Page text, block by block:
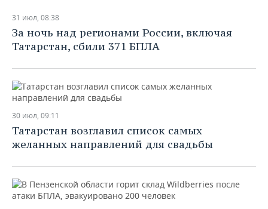
31 июл, 08:38
За ночь над регионами России, включая
Татарстан, сбили 371 БПЛА
30 июл, 09:11
Татарстан возглавил список самых
желанных направлений для свадьбы